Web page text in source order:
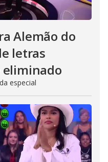
Alemão do
letras
eliminado
especial